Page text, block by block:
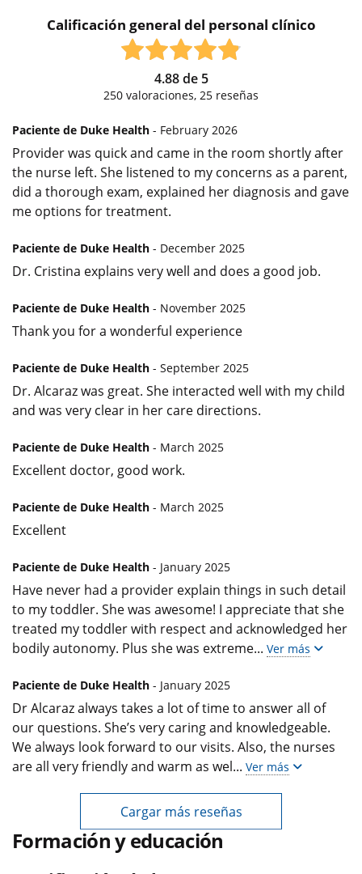
Calificación general del personal clínico
4.88de 5
250 valoraciones, 25 reseñas
Paciente de Duke Health - February 2026
Provider was quick and came in the room shortly after
the nurse left. She listened to my concerns as a parent,
did a thorough exam, explained her diagnosis and gave
me options for treatment.
Paciente de Duke Health - December 2025
Dr. Cristina explains very well and does a good job.
Paciente de Duke Health - November 2025
Thank you for a wonderful experience
Paciente de Duke Health - September 2025
Dr. Alcaraz was great. She interacted well with my child
and was very clear in her care directions.
Paciente de Duke Health - March 2025
Excellent doctor, good work.
Paciente de Duke Health - March 2025
Excellent
Paciente de Duke Health - January 2025
Have never had a provider explain things in such detail
to my toddler. She was awesome! I appreciate that she
treated my toddler with respect and acknowledged her
bodily autonomy. Plus she was extreme... Ver más
Paciente de Duke Health - January 2025
Dr Alcaraz always takes a lot of time to answer all of
our questions. She’s very caring and knowledgeable.
We always look forward to our visits. Also, the nurses
are all very friendly and warm as wel... Ver más
Cargar más reseñas
Formación y educación